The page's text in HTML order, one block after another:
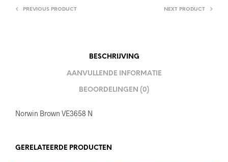
PREVIOUS PRODUCT NEXT PRODUCT
BESCHRIJVING
AANVULLENDE INFORMATIE
BEOORDELINGEN (0)
Norwin Brown VE3658 N
GERELATEERDE PRODUCTEN